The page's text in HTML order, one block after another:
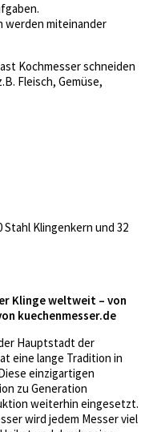
werden miteinander
Kochmesser schneiden
Fleisch, Gemüse,
Klingenkern und 32
Klinge weltweit – von
kuechenmesser.de
Hauptstadt der
eine lange Tradition in
einzigartigen
zu Generation
weiterhin eingesetzt.
wird jedem Messer viel